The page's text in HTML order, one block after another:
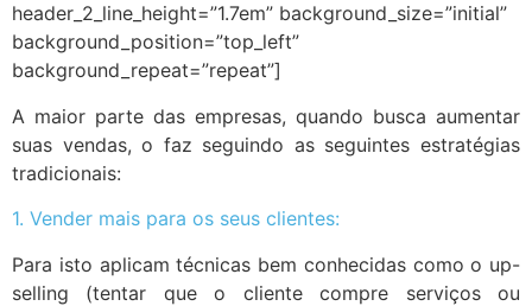
header_2_line_height=”1.7em” background_size=”initial”
background_position=”top_left”
background_repeat=”repeat”]
A maior parte das empresas, quando busca aumentar
suas vendas, o faz seguindo as seguintes estratégias
tradicionais:
1. Vender mais para os seus clientes:
Para isto aplicam técnicas bem conhecidas como o up-
selling (tentar que o cliente compre serviços ou